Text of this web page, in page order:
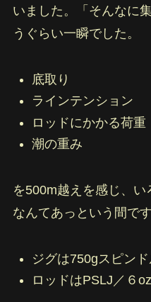
いました。「そんなに
うぐらい一瞬でした。
底取り
ラインテンション
ロッドにかかる荷重
潮の重み
を500m越えを感じ、
なんてあっという間です
ジグは750gスピン
ロッドはPSLJ／６oz